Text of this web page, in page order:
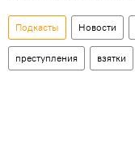
Подкасты Новости
преступления взятки